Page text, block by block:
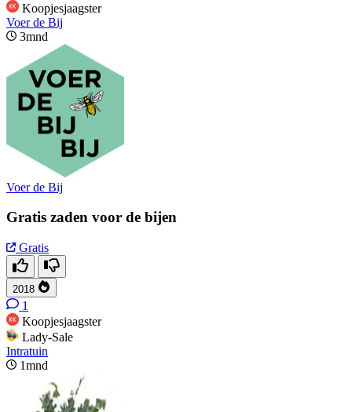
Koopjesjaagster
Voer de Bij
3mnd
Voer de Bij
Gratis zaden voor de bijen
Gratis
2018
1
Koopjesjaagster
Lady-Sale
Intratuin
1mnd